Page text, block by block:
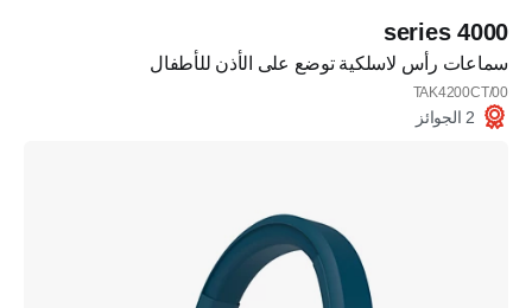
4000 series
سماعات رأس لاسلكية توضع على الأذن للأطفال
TAK4200CT/00
2 الجوائز